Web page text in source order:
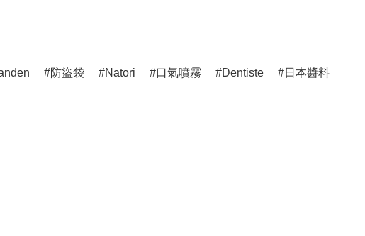
防盜袋 Natori 口氣噴霧 Dentiste 日本醬料